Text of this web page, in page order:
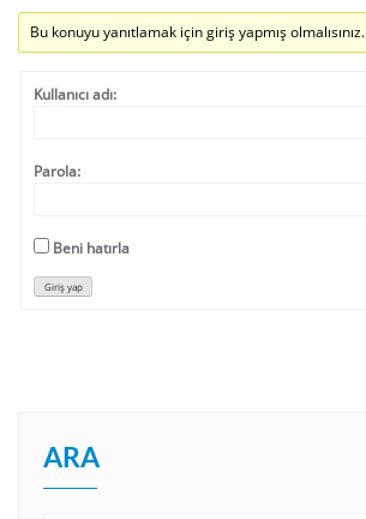
Bu konuyu yanıtlamak için giriş yapmış olmalısınız.
Kullanıcı adı:
Parola:
Beni hatırla
Giriş yap
ARA